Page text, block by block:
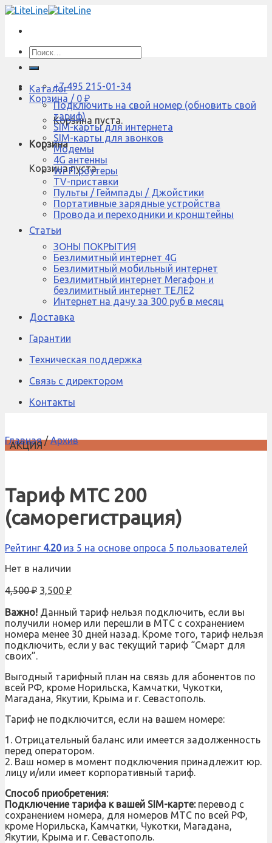
Skip
content
Искать:
+7 495 215-01-34
Корзина / 0 ₽
Корзина пуста.
Корзина
Корзина пуста.
Каталог
Подключить на свой номер (обновить свой
тариф)
SIM-карты для интернета
SIM-карты для звонков
Модемы
4G антенны
Wi-Fi роутеры
TV-приставки
Пульты / Геймпады / Джойстики
Портативные зарядные устройства
Провода и переходники и кронштейны
Статьи
ЗОНЫ ПОКРЫТИЯ
Безлимитный интернет 4G
Безлимитный мобильный интернет
Безлимитный интернет Мегафон и
безлимитный интернет ТЕЛЕ2
Интернет на дачу за 300 руб в месяц
Доставка
Гарантии
Техническая поддержка
Связь с директором
Контакты
Главная / Архив
АКЦИЯ
Тариф МТС 200
(саморегистрация)
Рейтинг 4.20из 5 на основе опроса 5 пользователей
Нет в наличии
4,500₽ 3,500 ₽
Важно! Данный тариф нельзя подключить, если вы
получили номер или перешли в МТС с сохранением
номера менее 30 дней назад. Кроме того, тариф нельзя
подключить, если у вас текущий тариф “Смарт для
своих”.
Выгодный тарифный план на связь для абонентов по
всей РФ, кроме Норильска, Камчатки, Чукотки,
Магадана, Якутии, Крыма и г. Севастополь.
Тариф не подключится, если на вашем номере:
1. Отрицательный баланс или имеется задолженность
перед оператором.
2. Ваш номер в момент подключения принадлежит юр.
лицу и/или имеет корпоративный тариф.
Способ приобретения:
Подключение тарифа к вашей SIM-карте:перевод с
сохранением номера, для номеров МТС по всей РФ,
кроме Норильска, Камчатки, Чукотки, Магадана,
Якутии, Крыма и г. Севастополь.